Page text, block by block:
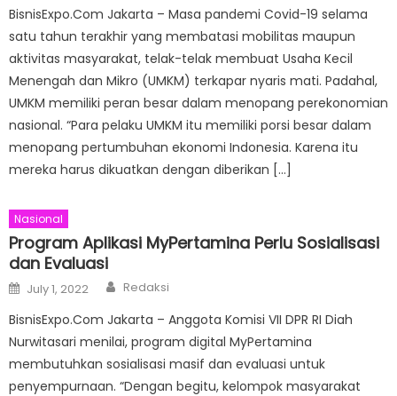
BisnisExpo.Com Jakarta – Masa pandemi Covid-19 selama
satu tahun terakhir yang membatasi mobilitas maupun
aktivitas masyarakat, telak-telak membuat Usaha Kecil
Menengah dan Mikro (UMKM) terkapar nyaris mati. Padahal,
UMKM memiliki peran besar dalam menopang perekonomian
nasional. “Para pelaku UMKM itu memiliki porsi besar dalam
menopang pertumbuhan ekonomi Indonesia. Karena itu
mereka harus dikuatkan dengan diberikan […]
Nasional
Program Aplikasi MyPertamina Perlu Sosialisasi
dan Evaluasi
Posted
on
July 1, 2022 Author
Redaksi
BisnisExpo.Com Jakarta – Anggota Komisi VII DPR RI Diah
Nurwitasari menilai, program digital MyPertamina
membutuhkan sosialisasi masif dan evaluasi untuk
penyempurnaan. “Dengan begitu, kelompok masyarakat